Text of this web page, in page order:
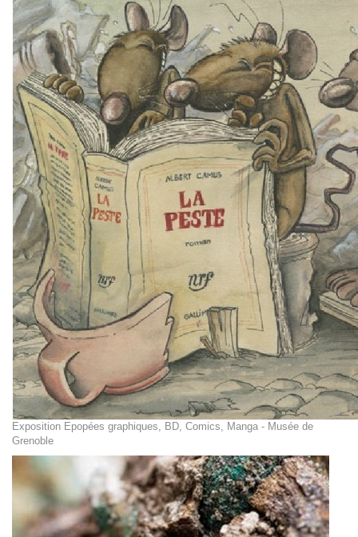
Exposition Epopées graphiques, BD, Comics, Manga - Musée de
Grenoble